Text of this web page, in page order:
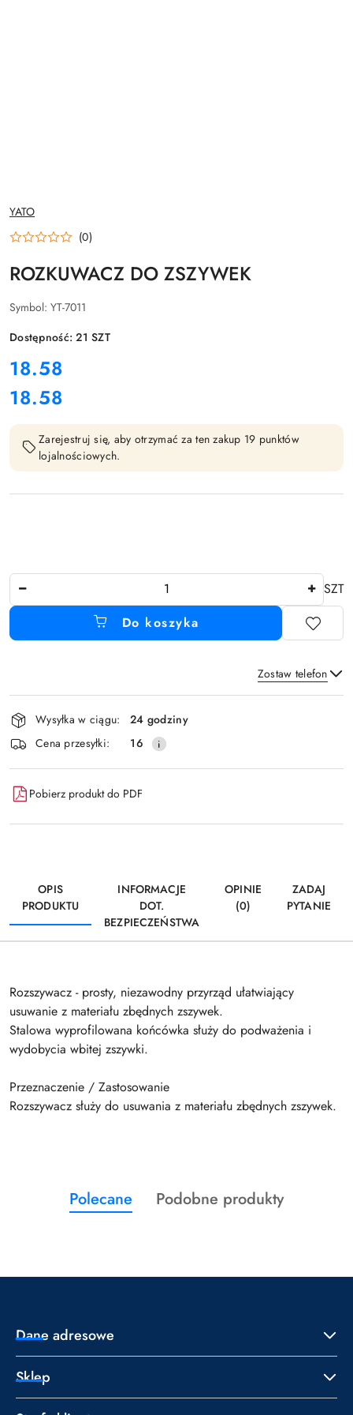
NAZWA
PRODUCENTA:
YATO
(0)
ROZKUWACZ DO ZSZYWEK
Symbol: YT-7011
Dostępność:21SZT
cena:
18.58
Cena:
18.58
Zarejestruj się, aby otrzymać za ten zakup 19 punktów
lojalnościowych.
SZT
Do koszyka
Zostaw telefon
Wyślij
Dostępność
i
dostawa
Wysyłka w ciągu:
24 godziny
Cena przesyłki:
16
Pobierz produkt do PDF
OPIS
PRODUKTU
INFORMACJE
DOT.
BEZPIECZEŃSTWA
OPINIE
(0)
ZADAJ
PYTANIE
Rozszywacz - prosty, niezawodny przyrząd ułatwiający
usuwanie z materiału zbędnych zszywek.
Stalowa wyprofilowana końcówka służy do podważenia i
wydobycia wbitej zszywki.
Przeznaczenie / Zastosowanie
Rozszywacz służy do usuwania z materiału zbędnych zszywek.
Pomiń karuzelę produktów
Produkty
o
Polecane
Produkty
Podobne produkty
Dane adresowe
Sklep